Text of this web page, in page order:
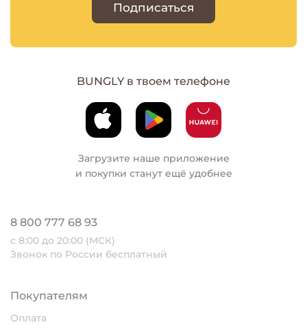
Подписаться
BUNGLY в твоем телефоне
Загрузите наше приложение
и покупки станут ещё удобнее
8 800 777 68 93
с 8:00 до 20:00 (МСК)
Звонок по России бесплатный
Покупателям
Оплата